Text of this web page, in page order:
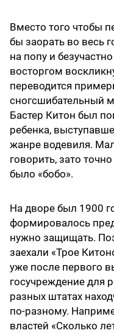
Вместо того чтобы
бы заорать во весь
на попу и
восторгом
переводится
сногсшибательный
Бастер Китон был
ребенка,
жанре водевиля.
говорить, зато
было «бобо».
На дворе был 1900
формировалось
нужно защищать.
заехали «Трое
уже после первого
госучреждение для
разных штатах
по-разному.
властей «Сколько